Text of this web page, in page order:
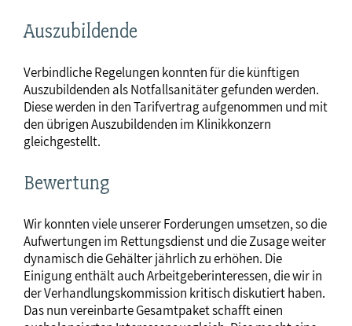
Auszubildende
Verbindliche Regelungen konnten für die künftigen
Auszubildenden als Notfallsanitäter gefunden werden.
Diese werden in den Tarifvertrag aufgenommen und mit
den übrigen Auszubildenden im Klinikkonzern
gleichgestellt.
Bewertung
Wir konnten viele unserer Forderungen umsetzen, so die
Aufwertungen im Rettungsdienst und die Zusage weiter
dynamisch die Gehälter jährlich zu erhöhen. Die
Einigung enthält auch Arbeitgeberinteressen, die wir in
der Verhandlungskommission kritisch diskutiert haben.
Das nun vereinbarte Gesamtpaket schafft einen